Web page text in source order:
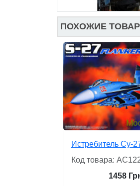
ПОХОЖИЕ
Истребитель Су-
Код товара:
1458